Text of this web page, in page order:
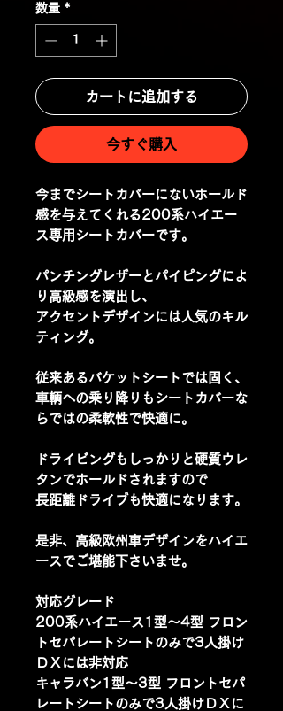
数量 *
カートに追加する
今すぐ購入
今までシートカバーにないホールド
感を与えてくれる200系ハイエー
ス専用シートカバーです。
パンチングレザーとパイピングによ
り高級感を演出し、
アクセントデザインには人気のキル
ティング。
従来あるバケットシートでは固く、
車輌への乗り降りもシートカバーな
らではの柔軟性で快適に。
ドライビングもしっかりと硬質ウレ
タンでホールドされますので
長距離ドライブも快適になります。
是非、高級欧州車デザインをハイエ
ースでご堪能下さいませ。
対応グレード
200系ハイエース1型～4型 フロン
トセパレートシートのみで3人掛け
ＤＸには非対応
キャラバン1型～3型 フロントセパ
レートシートのみで3人掛けＤＸに